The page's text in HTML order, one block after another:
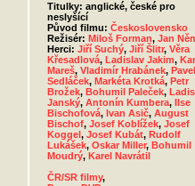
Titulky: anglické, české pro
neslyšící
Původ filmu: Československo
Režisér: Miloš Forman, Jan
Herci: Jiří Suchý, Jiří Šlitr, Věra
Křesadlová, Ladislav Jakim,
Mareš, Vladimír Hrabánek, Pavel
Sedláček, Markéta Krotká, Petr
Brožek, Bohumil Paleček,
Janský, Antonín Kumbera, Ilse
Bischofová, Ivan Asič, August
Bischof, Josef Koblížek, Josef
Koggel, Josef Kubát, Rudolf
Lukášek, Oskar Miller, Bohumil
Moudrý, Karel Navrátil
ČR/SR filmy,